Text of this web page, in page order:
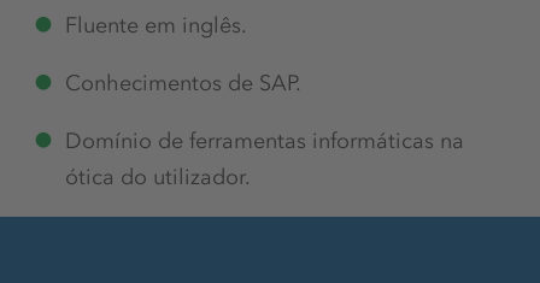
Fluente em inglês.
Conhecimentos de SAP.
Domínio de ferramentas informáticas na
ótica do utilizador.